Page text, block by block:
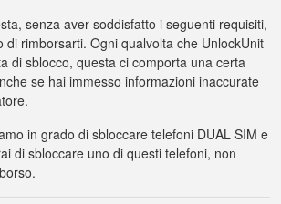
senza aver soddisfatto i seguenti requisiti,
di rimborsarti. Ogni qualvolta che UnlockUnit
di sblocco, questa ci comporta una certa
se hai immesso informazioni inaccurate
in grado di sbloccare telefoni DUAL SIM e
di sbloccare uno di questi telefoni, non